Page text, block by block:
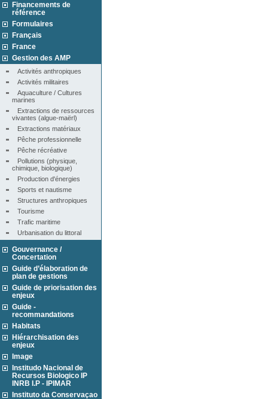
Financements de
référence
Formulaires
Français
France
Gestion des AMP
Activités anthropiques
Activités militaires
Aquaculture / Cultures
marines
Extractions de ressources
vivantes (algue-maërl)
Extractions matériaux
Pêche professionnelle
Pêche récréative
Pollutions (physique,
chimique, biologique)
Production d'énergies
Sports et nautisme
Structures anthropiques
Tourisme
Trafic maritime
Urbanisation du littoral
Gouvernance /
Concertation
Guide d’élaboration de
plan de gestions
Guide de priorisation des
enjeux
Guide -
recommandations
Habitats
Hiérarchisation des
enjeux
Image
Institudo Nacional de
Recursos Biologico IP
INRB I.P - IPIMAR
Instituto da Conservaçao